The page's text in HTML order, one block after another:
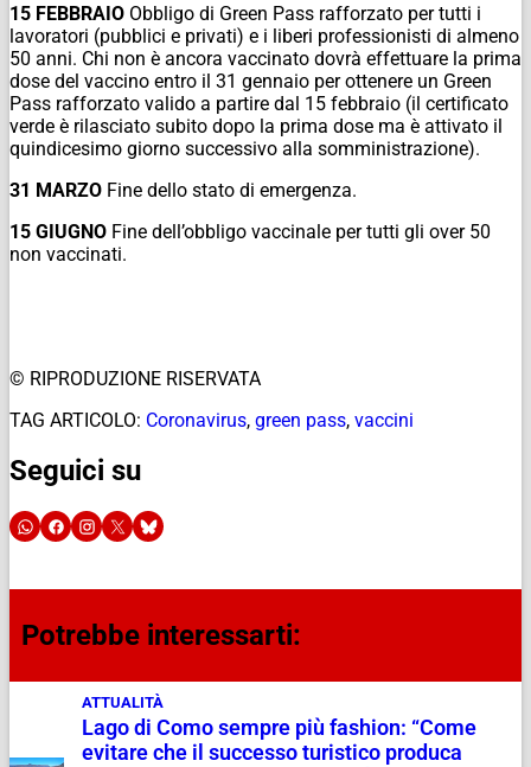
15 FEBBRAIO Obbligo di Green Pass rafforzato per tutti i
lavoratori (pubblici e privati) e i liberi professionisti di almeno
50 anni. Chi non è ancora vaccinato dovrà effettuare la prima
dose del vaccino entro il 31 gennaio per ottenere un Green
Pass rafforzato valido a partire dal 15 febbraio (il certificato
verde è rilasciato subito dopo la prima dose ma è attivato il
quindicesimo giorno successivo alla somministrazione).
31 MARZO Fine dello stato di emergenza.
15 GIUGNO Fine dell’obbligo vaccinale per tutti gli over 50
non vaccinati.
© RIPRODUZIONE RISERVATA
TAG ARTICOLO: Coronavirus, green pass, vaccini
Seguici su
Potrebbe interessarti:
ATTUALITÀ
Lago di Como sempre più fashion: “Come
evitare che il successo turistico produca